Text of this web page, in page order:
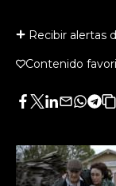
Recibir alertas
Contenido
Facebook
Twitter
LinkedIn
Enviar